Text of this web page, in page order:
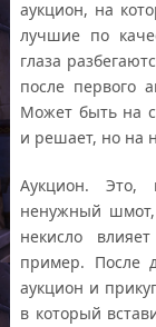
аукцион, на
лучшие по
глаза
после первого
Может быть на
и решает, но на
Аукцион. Это,
ненужный шмот,
некисло
пример. После
аукцион и
в который